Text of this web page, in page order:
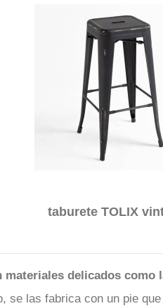
taburete TOLIX
materiales delicados como
se las fabrica con un pie